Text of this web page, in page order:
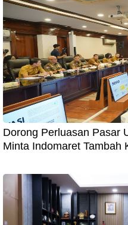
Dorong Perluasan Pasar
Minta Indomaret Tambah